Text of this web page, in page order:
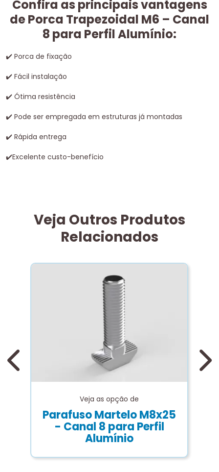
Confira as principais vantagens
de Porca Trapezoidal M6 – Canal
8 para Perfil Alumínio:
✔ ️ Porca de fixação
✔ ️ Fácil instalação
✔ ️ Ótima resistência
✔ ️ Pode ser empregada em estruturas já montadas
✔ ️ Rápida entrega
✔️Excelente custo-benefício
Veja Outros Produtos
Relacionados
Veja as opção de
Parafuso Martelo M8x25
- Canal 8 para Perfil
Alumínio